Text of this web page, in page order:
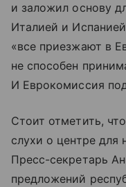
и заложил основу
Италией и
«все приезжают в
не способен
И Еврокомиссия
Стоит отметить,
слухи о центре для
Пресс-секретарь
предложений